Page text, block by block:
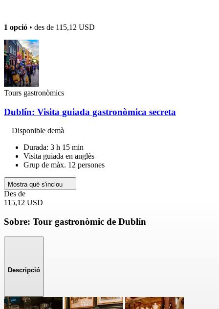
1 opció • des de 115,12 USD
Tours gastronòmics
Dublín: Visita guiada gastronòmica secreta
Disponible demà
Durada: 3 h 15 min
Visita guiada en anglès
Grup de màx. 12 persones
Mostra què s'inclou
Des de
115,12 USD
Sobre: Tour gastronòmic de Dublín
Descripció